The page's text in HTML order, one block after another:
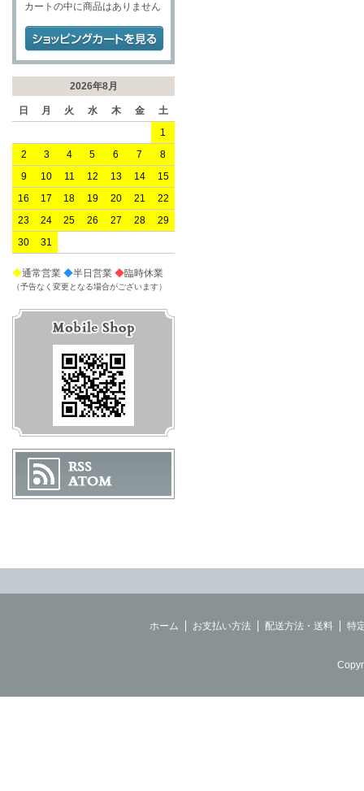
カートの中に商品はありません
2026年8月
日 月 火 水 木 金
土
1
2
3 4 5 6 7
8
9
10 11 12 13 14
15
16
17 18 19 20 21
22
23
24 25 26 27 28
29
30
31
◆通常営業 ◆半日営業 ◆臨時休業
（予告なく変更となる場合がございます）
ホーム お支払い方法 配送方法・送料 特